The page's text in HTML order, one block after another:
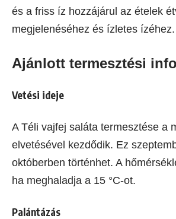
és a friss íz hozzájárul az ételek
megjelenéséhez és ízletes ízéhez.
Ajánlott termesztési
Vetési ideje
A Téli vajfej saláta termesztése a
elvetésével kezdődik. Ez
októberben történhet. A
ha meghaladja a 15 °C-ot.
Palántázás